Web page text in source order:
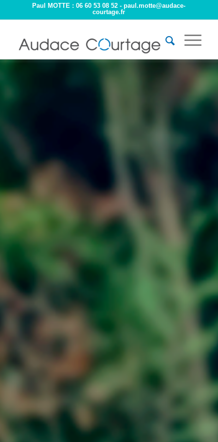
Paul MOTTE : 06 60 53 08 52 -paul.motte@audace-
courtage.fr